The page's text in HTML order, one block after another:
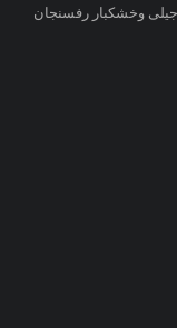
وخشکبار رفسنجان